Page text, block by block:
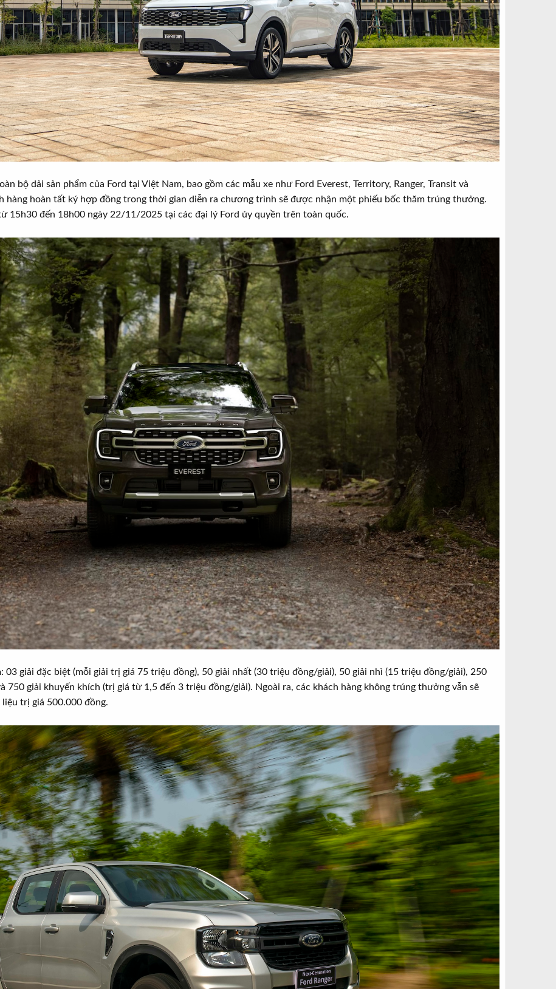
bộ dải sản phẩm của Ford tại Việt Nam, bao gồm các mẫu xe như Ford Everest, Territory, Ranger, Transit và
hàng hoàn tất ký hợp đồng trong thời gian diễn ra chương trình sẽ được nhận một phiếu bốc thăm trúng thưởng.
15h30 đến 18h00 ngày 22/11/2025 tại các đại lý Ford ủy quyền trên toàn quốc.
03 giải đặc biệt (mỗi giải trị giá 75 triệu đồng), 50 giải nhất (30 triệu đồng/giải), 50 giải nhì (15 triệu đồng/giải), 250
750 giải khuyến khích (trị giá từ 1,5 đến 3 triệu đồng/giải). Ngoài ra, các khách hàng không trúng thưởng vẫn sẽ
trị giá 500.000 đồng.